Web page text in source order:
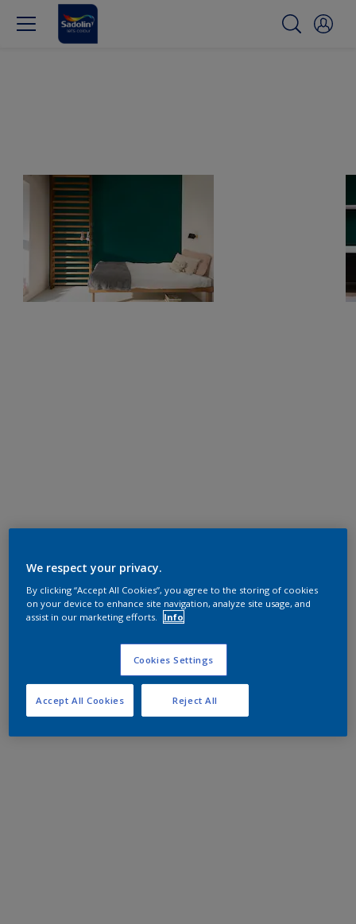
We respect your privacy.
By clicking “Accept All Cookies”, you agree to the storing of cookies
on your device to enhance site navigation, analyze site usage, and
assist in our marketing efforts.
Info
Cookies Settings
Reject All
Accept All Cookies